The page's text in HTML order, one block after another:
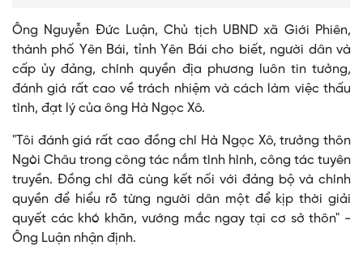
Ông Nguyễn Đức Luận, Chủ tịch UBND xã Giới Phiên,
thành phố Yên Bái, tỉnh Yên Bái cho biết, người dân và
cấp ủy đảng, chính quyền địa phương luôn tin tưởng,
đánh giá rất cao về trách nhiệm và cách làm việc thấu
tình, đạt lý của ông Hà Ngọc Xô.
"Tôi đánh giá rất cao đồng chí Hà Ngọc Xô, trưởng thôn
Ngòi Châu trong công tác nắm tình hình, công tác tuyên
truyền. Đồng chí đã cùng kết nối với đảng bộ và chính
quyền để hiểu rõ từng người dân một để kịp thời giải
quyết các khó khăn, vướng mắc ngay tại cơ sở thôn" -
Ông Luận nhận định.